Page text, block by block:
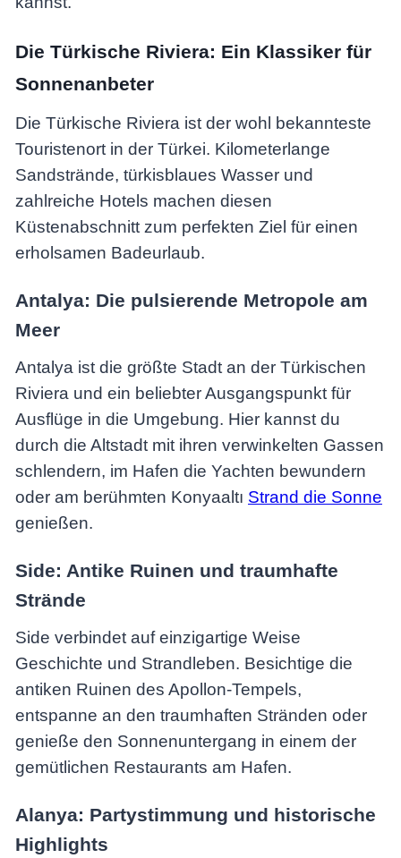
Die Türkische Riviera: Ein Klassiker für
Sonnenanbeter
Die Türkische Riviera ist der wohl bekannteste
Touristenort in der Türkei. Kilometerlange
Sandstrände, türkisblaues Wasser und
zahlreiche Hotels machen diesen
Küstenabschnitt zum perfekten Ziel für einen
erholsamen Badeurlaub.
Antalya: Die pulsierende Metropole am
Meer
Antalya ist die größte Stadt an der Türkischen
Riviera und ein beliebter Ausgangspunkt für
Ausflüge in die Umgebung. Hier kannst du
durch die Altstadt mit ihren verwinkelten Gassen
schlendern, im Hafen die Yachten bewundern
oder am berühmten Konyaaltı Strand die Sonne
genießen.
Side: Antike Ruinen und traumhafte
Strände
Side verbindet auf einzigartige Weise
Geschichte und Strandleben. Besichtige die
antiken Ruinen des Apollon-Tempels,
entspanne an den traumhaften Stränden oder
genieße den Sonnenuntergang in einem der
gemütlichen Restaurants am Hafen.
Alanya: Partystimmung und historische
Highlights